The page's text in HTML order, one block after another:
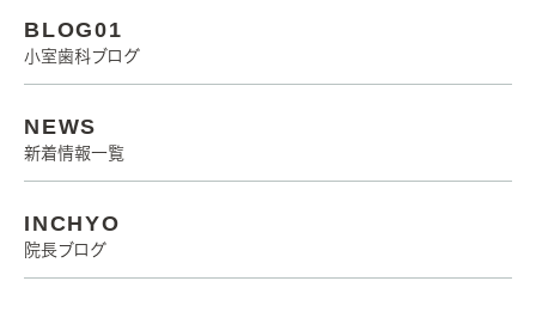
BLOG01
小室歯科ブログ
NEWS
新着情報一覧
INCHYO
院長ブログ